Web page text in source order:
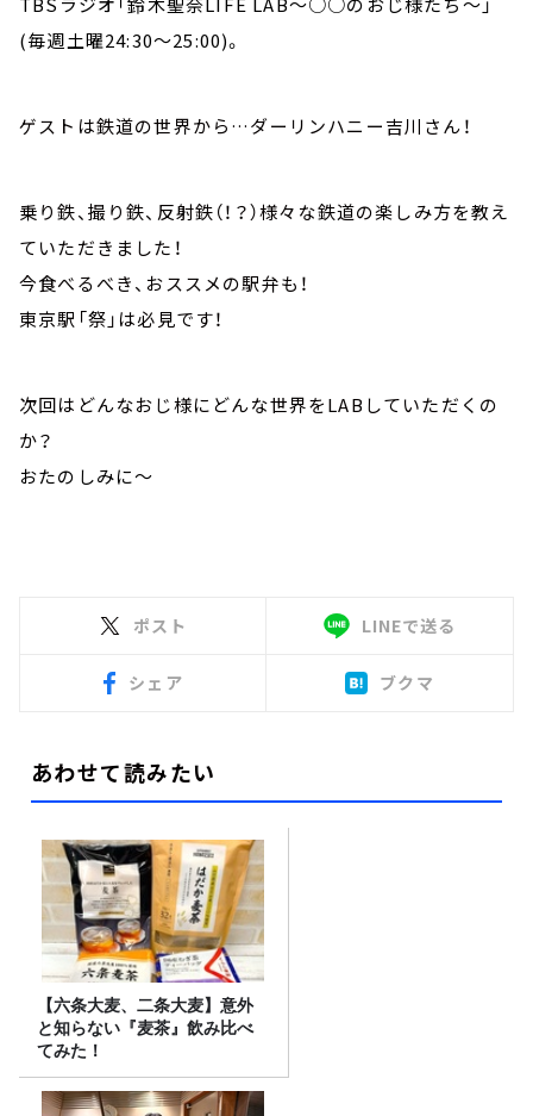
(毎週土曜24:30～25:00)。
ゲストは鉄道の世界から…ダーリンハニー吉川さん！
乗り鉄、撮り鉄、反射鉄（！？）様々な鉄道の楽しみ方を教え
ていただきました！
今食べるべき、おススメの駅弁も！
東京駅「祭」は必見です！
次回はどんなおじ様にどんな世界をLABしていただくの
か？
おたのしみに～
ポスト LINEで送る
シェア ブクマ
あわせて読みたい
【六条大麦、二条大麦】意外
と知らない『麦茶』飲み比べ
てみた！